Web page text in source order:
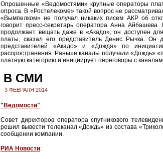
Опрошенные «Ведомостями» крупные операторы
опроса. В «Ростелекоме» такой вопрос не
«Вымпелком» не получал никаких писем АКР об
говорит пресс-секретарь оператора Анна
продолжает вещать даже в «Акадо», он доступен
платы, сказал его представитель Денис Рычка. Он
представителей «Акадо» и «Дождя» по
распространения. Раньше каналы получали «Дождь»
платную категорию и инициирует переговоры с
В СМИ
3 ФЕВРАЛЯ 2014
"Ведомости":
Совет директоров оператора спутникового
решил вывести телеканал «Дождь» из состава
сообщении компании.
РИА Новости: